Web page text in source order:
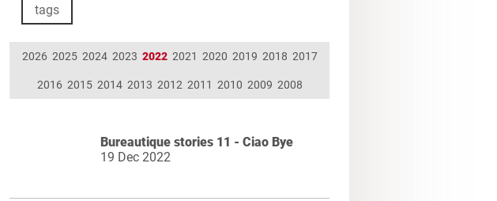
tags
2026 2025 2024 2023 2022 2021 2020 2019 2018 2017
2016 2015 2014 2013 2012 2011 2010 2009 2008
Bureautique stories 11 - Ciao Bye
19 Dec 2022